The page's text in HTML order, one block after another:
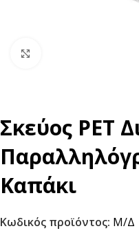
Σκεύος PET
Καπάκι
Κωδικός προϊόντος: Μ/Δ